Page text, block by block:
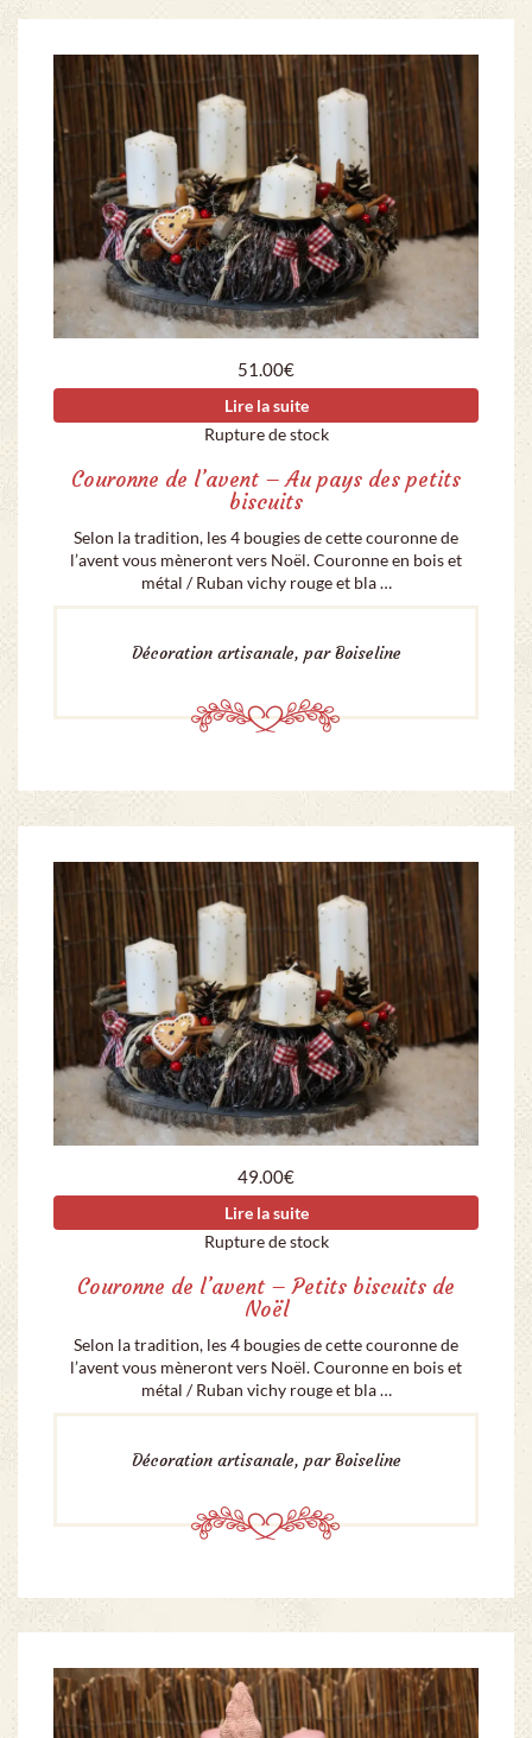
51.00€
Lire la suite
Rupture de stock
Couronne de l’avent – Au pays des petits
biscuits
Selon la tradition, les 4 bougies de cette couronne de
l’avent vous mèneront vers Noël. Couronne en bois et
métal / Ruban vichy rouge et bla …
Décoration artisanale, par Boiseline
49.00€
Lire la suite
Rupture de stock
Couronne de l’avent – Petits biscuits de
Noël
Selon la tradition, les 4 bougies de cette couronne de
l’avent vous mèneront vers Noël. Couronne en bois et
métal / Ruban vichy rouge et bla …
Décoration artisanale, par Boiseline